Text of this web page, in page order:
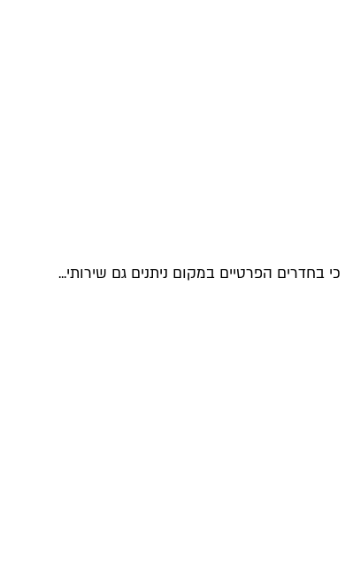
בחדרים הפרטיים במקום ניתנים גם שירותי...